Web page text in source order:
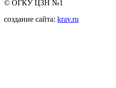
© ОГКУ ЦЗН №1
создание сайта: krav.ru